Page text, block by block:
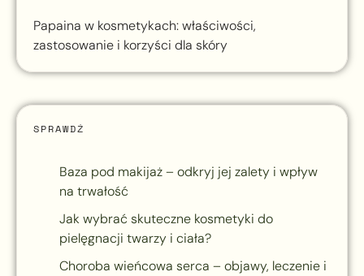
Papaina w kosmetykach: właściwości,
zastosowanie i korzyści dla skóry
SPRAWDŹ
Baza pod makijaż – odkryj jej zalety i wpływ
na trwałość
Jak wybrać skuteczne kosmetyki do
pielęgnacji twarzy i ciała?
Choroba wieńcowa serca – objawy, leczenie i